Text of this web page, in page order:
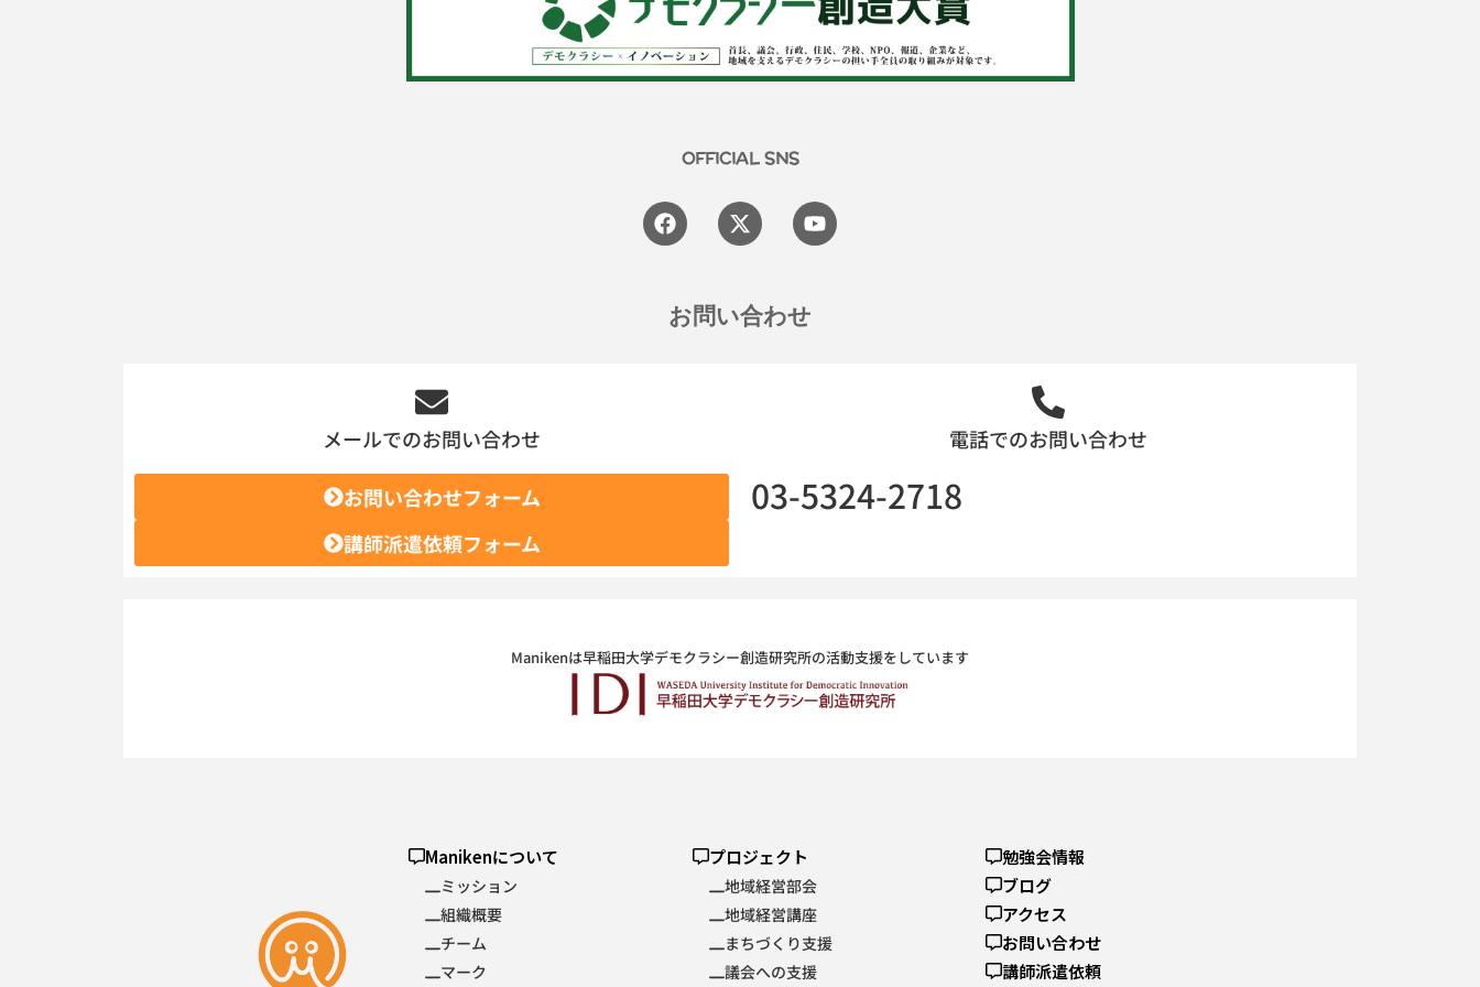
OFFICIAL SNS
Facebook
X-
twitter
Youtube
お問い合わせ
メールでのお問い合わせ
お問い合わせフォーム
講師派遣依頼フォーム
電話でのお問い合わせ
03-5324-2718
Manikenは早稲田大学デモクラシー創造研究所の活動支援をしています
Manikenについて
ミッション
組織概要
チーム
マーク
プロジェクト
地域経営部会
地域経営講座
まちづくり支援
議会への支援
勉強会情報
ブログ
アクセス
お問い合わせ
講師派遣依頼